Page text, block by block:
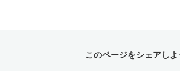
このページをシェアしよ